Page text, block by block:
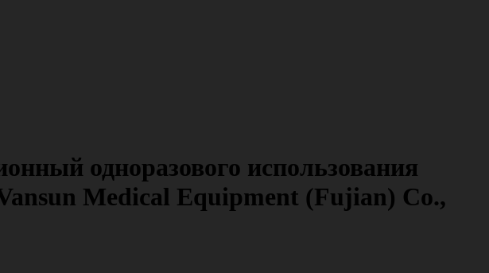
одноразового использования
Medical Equipment (Fujian) Co.,